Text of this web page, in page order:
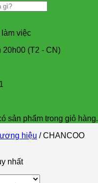
việc
20h00 (T2 - CN)
sản phẩm trong giỏ hàng.
hiệu /CHANCOO
nhất